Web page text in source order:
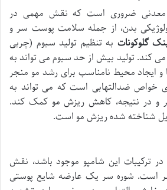
ضروری است که نقش مهمی در
بدن، از جمله سلامت پوست سر و
گلوکونات به تنظیم تولید سبوم (چربی
تولید بیش از حد سبوم می تواند به
ایجاد محیط نامناسب برای رشد مو منجر
خواص ضدالتهابی است که می تواند به
و در نتیجه، کاهش ریزش مو کمک کند.
شناخته شده ریزش مو است.
در ترکیبات این شامپو موجود باشد، نقش
است. شوره سر یک عارضه شایع پوستی